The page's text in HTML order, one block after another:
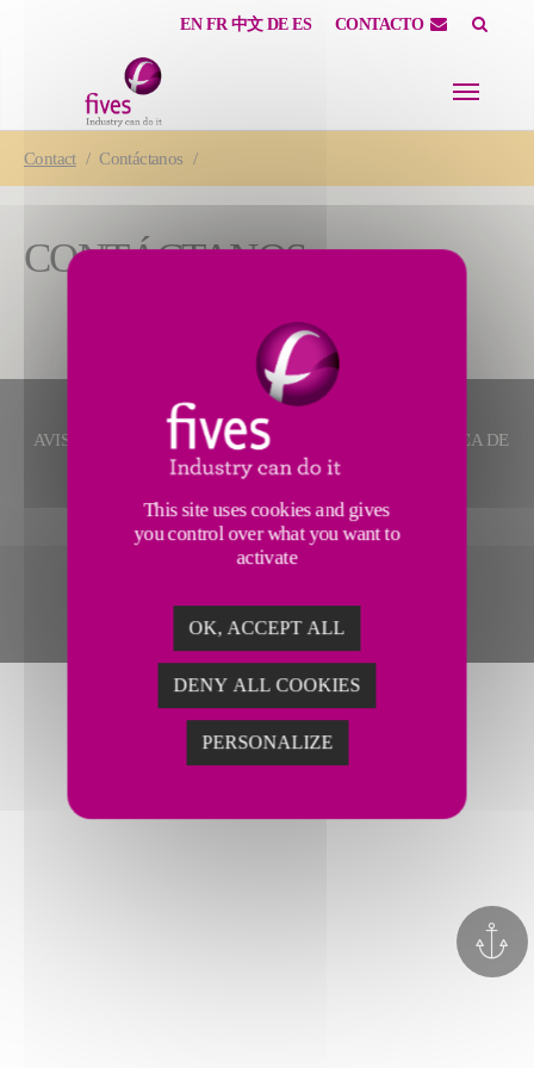
EN FR 中文 DE ES CONTACTO
Contact Contáctanos
CONTÁCTANOS
AVISO LEGAL MAPA DEL SITIO
POLÍTICA DE
PRIVACIDAD
CONTACTO
This site uses cookies and gives
you control over what you want to
activate
OK, ACCEPT ALL
DENY ALL COOKIES
PERSONALIZE